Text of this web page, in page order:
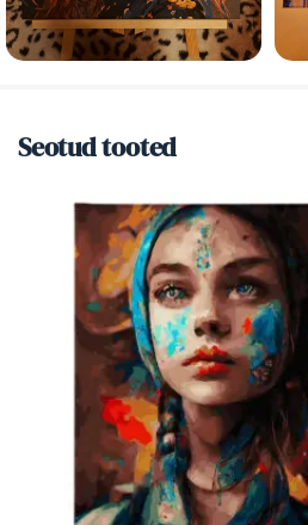
Seotud tooted